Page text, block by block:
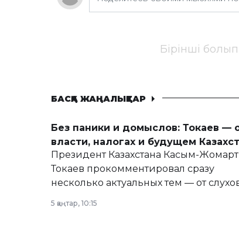
Бірінші
БАСҚА ЖАҢАЛЫҚТАР
Без паники и домыслов: Токаев —
власти, налогах и будущем
Президент Казахстана Касым-Жомарт
Токаев прокомментировал сразу
несколько актуальных тем — от
армии, экономики и личного
5 қаңтар, 10:15